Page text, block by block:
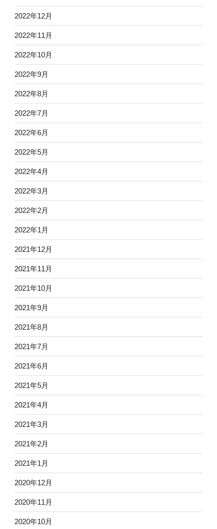
2022年12月
2022年11月
2022年10月
2022年9月
2022年8月
2022年7月
2022年6月
2022年5月
2022年4月
2022年3月
2022年2月
2022年1月
2021年12月
2021年11月
2021年10月
2021年9月
2021年8月
2021年7月
2021年6月
2021年5月
2021年4月
2021年3月
2021年2月
2021年1月
2020年12月
2020年11月
2020年10月